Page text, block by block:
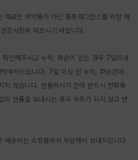
재료는 의약품이 아닌 홈프래그런스를 위한 재
장사항에 따르시기 바랍니다.
인해주시고 누락, 파손이 있는 경우 7일이내
부탁드립니다. 7일 이상 된 누락, 파손건에
지 않습니다. 반품하시기 전에 반드시 전화통
이 반품을 보내시는 경우 수취가 되지 않고 반
배송비는 쇼핑몰에서 부담해서 보내드립니다.